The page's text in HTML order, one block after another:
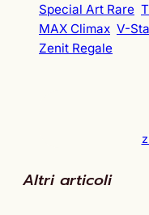
Special Art Rare
MAX Climax V-
Zenit Regale
Altri articoli